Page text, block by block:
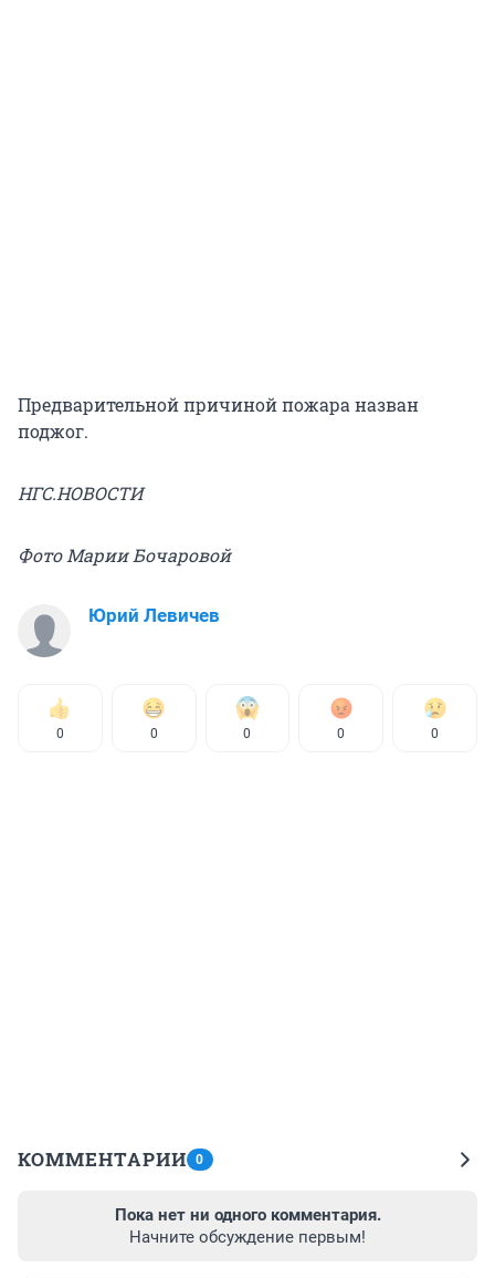
Предварительной причиной пожара назван
поджог.
НГС.НОВОСТИ
Фото Марии Бочаровой
Юрий Левичев
0 0 0 0 0
КОММЕНТАРИИ 0
Пока нет ни одного комментария.
Начните обсуждение первым!